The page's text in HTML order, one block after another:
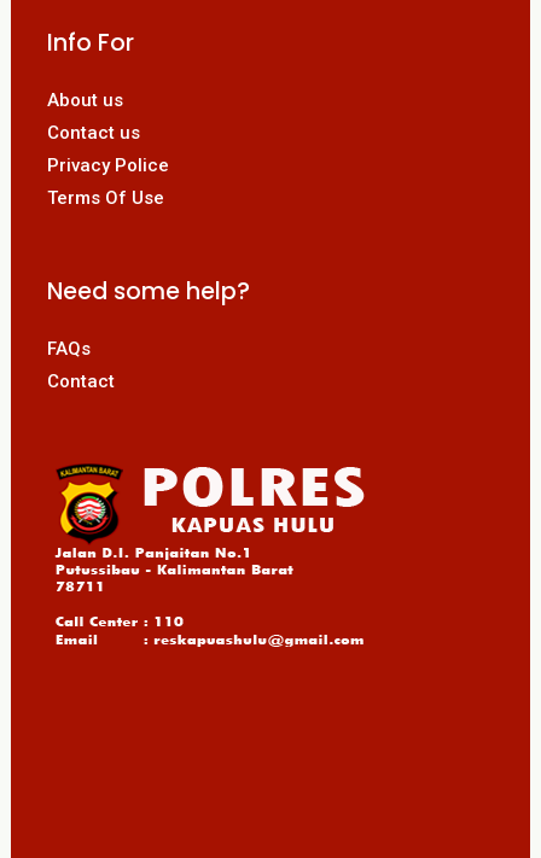
Info For
About us
Contact us
Privacy Police
Terms Of Use
Need some help?
FAQs
Contact